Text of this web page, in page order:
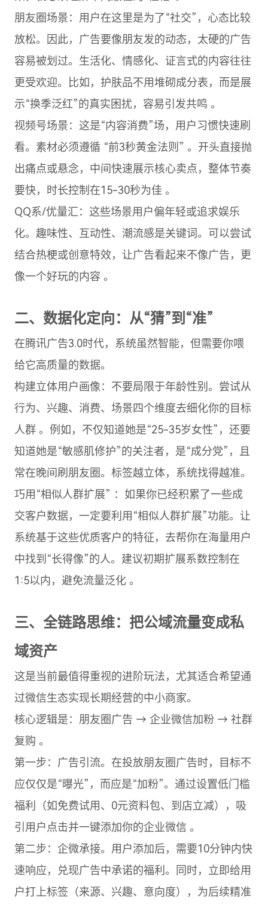
朋友圈场景：用户在这里是为了“社交”，心态比较
放松。因此，广告要像朋友发的动态，太硬的广告
容易被划过。生活化、情感化、证言式的内容往往
更受欢迎。比如，护肤品不用堆砌成分表，而是展
示“换季泛红”的真实困扰，容易引发共鸣 。
视频号场景：这是“内容消费”场，用户习惯快速刷
看。素材必须遵循 “前3秒黄金法则” 。开头直接抛
出痛点或悬念，中间快速展示核心卖点，整体节奏
要快，时长控制在15-30秒为佳 。
QQ系/优量汇：这些场景用户偏年轻或追求娱乐
化。趣味性、互动性、潮流感是关键词。可以尝试
结合热梗或创意特效，让广告看起来不像广告，更
像一个好玩的内容 。
二、数据化定向：从“猜”到“准”
在腾讯广告3.0时代，系统虽然智能，但需要你喂
给它高质量的数据。
构建立体用户画像：不要局限于年龄性别。尝试从
行为、兴趣、消费、场景四个维度去细化你的目标
人群 。例如，不仅知道她是“25-35岁女性”，还要
知道她是“敏感肌修护”的关注者，是“成分党”，且
常在晚间刷朋友圈。标签越立体，系统找得越准。
巧用“相似人群扩展” ：如果你已经积累了一些成
交客户数据，一定要利用“相似人群扩展”功能。让
系统基于这些优质客户的特征，去帮你在海量用户
中找到“长得像”的人。建议初期扩展系数控制在
1:5以内，避免流量泛化 。
三、全链路思维：把公域流量变成私
域资产
这是当前最值得重视的进阶玩法，尤其适合希望通
过微信生态实现长期经营的中小商家。
核心逻辑是：朋友圈广告 → 企业微信加粉 → 社群
复购 。
第一步：广告引流。在投放朋友圈广告时，目标不
应仅仅是“曝光”，而应是“加粉”。通过设置低门槛
福利（如免费试用、0元资料包、到店立减），吸
引用户点击并一键添加你的企业微信 。
第二步：企微承接。用户添加后，需要10分钟内快
速响应，兑现广告中承诺的福利。同时，立即给用
户打上标签（来源、兴趣、意向度），为后续精准